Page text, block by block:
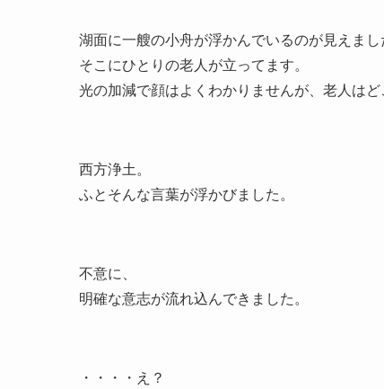
湖面に一艘の小舟が浮かんでいるのが見えまし
そこにひとりの老人が立ってます。
光の加減で顔はよくわかりませんが、老人は
西方浄土。
ふとそんな言葉が浮かびました。
不意に、
明確な意志が流れ込んできました。
・・・・え？